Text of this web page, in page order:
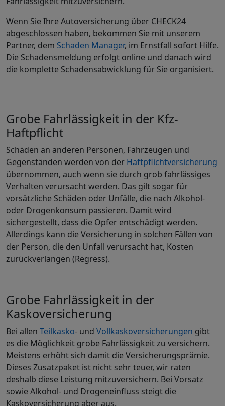
Wenn Sie Ihre Autoversicherung über CHECK24
abgeschlossen haben, bekommen Sie mit unserem
Partner, dem Schaden Manager, im Ernstfall sofort Hilfe.
Die Schadensmeldung erfolgt online und danach wird
die komplette Schadensabwicklung für Sie organisiert.
Grobe Fahrlässigkeit in der Kfz-
Haftpflicht
Schäden an anderen Personen, Fahrzeugen und
Gegenständen werden von der Haftpflichtversicherung
übernommen, auch wenn sie durch grob fahrlässiges
Verhalten verursacht werden. Das gilt sogar für
vorsätzliche Schäden oder Unfälle, die nach Alkohol-
oder Drogenkonsum passieren. Damit wird
sichergestellt, dass die Opfer entschädigt werden.
Allerdings kann die Versicherung in solchen Fällen von
der Person, die den Unfall verursacht hat, Kosten
zurückverlangen (Regress).
Grobe Fahrlässigkeit in der
Kaskoversicherung
Bei allen Teilkasko- und Vollkaskoversicherungen gibt
es die Möglichkeit grobe Fahrlässigkeit zu versichern.
Meistens erhöht sich damit die Versicherungsprämie.
Dieses Zusatzpaket ist nicht sehr teuer, wir raten
deshalb diese Leistung mitzuversichern. Bei Vorsatz
sowie Alkohol- und Drogeneinfluss steigt die
Kaskoversicherung aber aus.